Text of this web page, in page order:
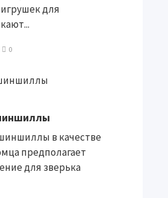
для
0
в качестве
предполагает
для зверька